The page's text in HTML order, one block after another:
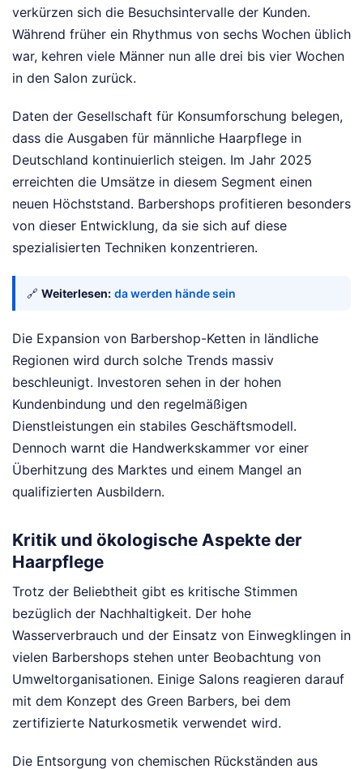
verkürzen sich die Besuchsintervalle der Kunden.
Während früher ein Rhythmus von sechs Wochen üblich
war, kehren viele Männer nun alle drei bis vier Wochen
in den Salon zurück.
Daten der Gesellschaft für Konsumforschung belegen,
dass die Ausgaben für männliche Haarpflege in
Deutschland kontinuierlich steigen. Im Jahr 2025
erreichten die Umsätze in diesem Segment einen
neuen Höchststand. Barbershops profitieren besonders
von dieser Entwicklung, da sie sich auf diese
spezialisierten Techniken konzentrieren.
🔗 Weiterlesen: da werden hände sein
Die Expansion von Barbershop-Ketten in ländliche
Regionen wird durch solche Trends massiv
beschleunigt. Investoren sehen in der hohen
Kundenbindung und den regelmäßigen
Dienstleistungen ein stabiles Geschäftsmodell.
Dennoch warnt die Handwerkskammer vor einer
Überhitzung des Marktes und einem Mangel an
qualifizierten Ausbildern.
Kritik und ökologische Aspekte der
Haarpflege
Trotz der Beliebtheit gibt es kritische Stimmen
bezüglich der Nachhaltigkeit. Der hohe
Wasserverbrauch und der Einsatz von Einwegklingen in
vielen Barbershops stehen unter Beobachtung von
Umweltorganisationen. Einige Salons reagieren darauf
mit dem Konzept des Green Barbers, bei dem
zertifizierte Naturkosmetik verwendet wird.
Die Entsorgung von chemischen Rückständen aus